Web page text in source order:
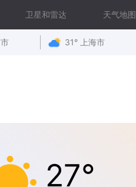
卫星和雷达 天气地图
31° 上海市
27°